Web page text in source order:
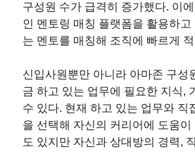
구성원 수가 급격히 증가했다. 이
인 멘토링 매칭 플랫폼을 활용하
는 멘토를 매칭해 조직에 빠르게
신입사원뿐만 아니라 아마존 구성
금 하고 있는 업무에 필요한 지식,
수 있다. 현재 하고 있는 업무와
을 선택해 자신의 커리어에 도움
도 있지만 자신과 상대방의 경력,